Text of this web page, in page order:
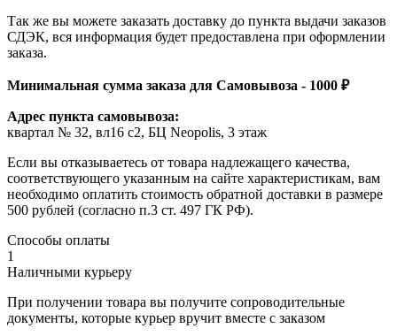
Так же вы можете заказать доставку до пункта выдачи заказов
СДЭК, вся информация будет предоставлена при оформлении
заказа.
Минимальная сумма заказа для Самовывоза - 1000 ₽
Адрес пункта самовывоза:
квартал № 32, вл16 с2, БЦ Neopolis, 3 этаж
Если вы отказываетесь от товара надлежащего качества,
соответствующего указанным на сайте характеристикам, вам
необходимо оплатить стоимость обратной доставки в размере
500 рублей (согласно п.3 ст. 497 ГК РФ).
Способы оплаты
1
Наличными курьеру
При получении товара вы получите сопроводительные
документы, которые курьер вручит вместе с заказом